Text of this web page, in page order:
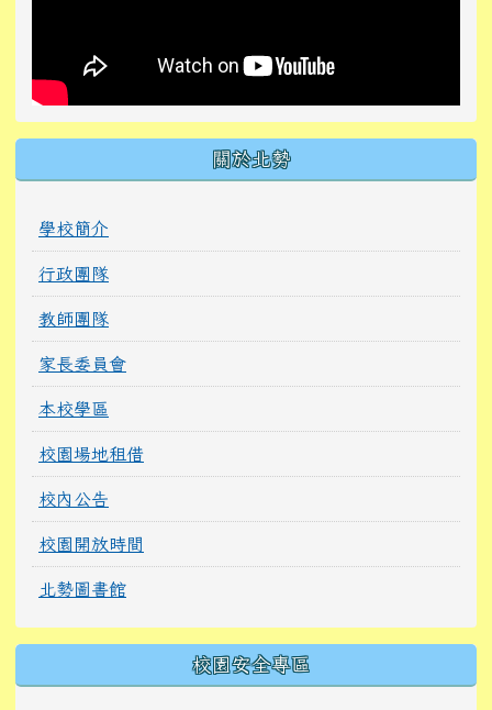
關於北勢
學校簡介
行政團隊
教師團隊
家長委員會
本校學區
校園場地租借
校內公告
校園開放時間
北勢圖書館
校園安全專區